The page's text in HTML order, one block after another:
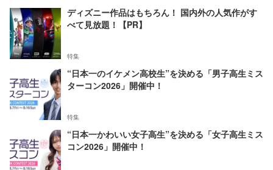
ディズニー作品はもちろん！ 国内外の人気作がす
べて見放題！【PR】
特集
“日本一のイケメン高校生”を決める「男子高生ミス
ターコン2026」開催中！
特集
“日本一かわいい女子高生”を決める「女子高生ミス
コン2026」開催中！